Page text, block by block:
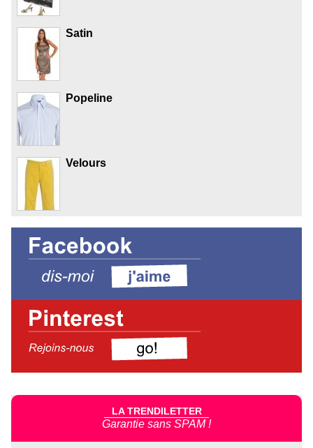
Satin
Popeline
Velours
LA TRENDILETTER
Garantie sans SPAM !